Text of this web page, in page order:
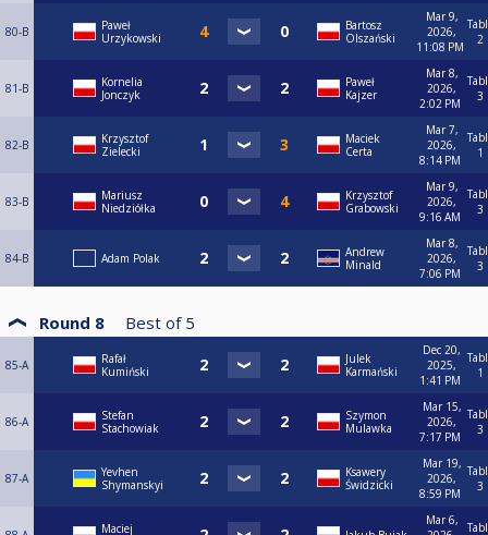
80-B
Paweł
Urzykowski
Bartosz
Olszański
Mar 9,
2026,
11:08 PM
2
81-B
Kornelia
Jonczyk
Paweł
Kajzer
Mar 8,
2026,
2:02 PM
3
82-B
Krzysztof
Zielecki
Maciek
Certa
Mar 7,
2026,
8:14 PM
1
83-B
Mariusz
Niedziółka
Krzysztof
Grabowski
Mar 9,
2026,
9:16 AM
3
84-B Adam Polak
Andrew
Minald
Mar 8,
2026,
7:06 PM
3
Round 8 Best of 5
85-A
Rafał
Kumiński
Julek
Karmański
Dec 20,
2025,
1:41 PM
1
86-A
Stefan
Stachowiak
Szymon
Mulawka
Mar 15,
2026,
7:17 PM
3
87-A
Yevhen
Shymanskyi
Ksawery
Świdzicki
Mar 19,
2026,
8:59 PM
3
Maciej
Mar 6,